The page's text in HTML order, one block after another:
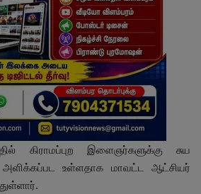
கிராமப்புற இளைஞர்களுக்கு சுய
அளிக்கப்பட உள்ளதாக மாவட்ட ஆட்சியர்